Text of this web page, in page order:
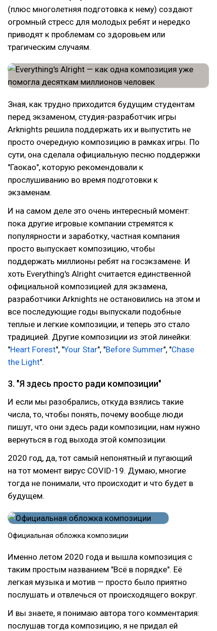
(плюс многолетняя подготовка к нему) создают
огромный стресс для молодых ребят и нередко
приводят к проблемам со здоровьем или
трагическим случаям.
Зная, как трудно приходится будущим студентам
перед экзаменом, студия-разработчик игры
Arknights решила поддержать их и выпустить не
просто очередную композицию в рамках игры. По
сути, она сделала официальную песню поддержки
"Гаокао", которую рекомендовали к
прослушиванию во время подготовки к
экзаменам.
И на самом деле это очень интересный момент:
пока другие игровые компании стремятся к
популярности и заработку, частная компания
просто выпускает композицию, чтобы
поддержать миллионы ребят на госэкзамене. И
хоть Everything's Alright считается единственной
официальной композицией для экзамена,
разработчики Arknights не остановились на этом и
все последующие годы выпускали подобные
теплые и легкие композиции, и теперь это стало
традицией. Другие композиции из этой линейки:
"Heart Forest", "Your Star", "Before Summer", "Chase
the Light".
3. "Я здесь просто ради композиции"
И если мы разобрались, откуда взялись такие
числа, то, чтобы понять, почему вообще люди
пишут, что они здесь ради композиции, нам нужно
вернуться в год выхода этой композиции.
2020 год, да, тот самый непонятный и пугающий
на тот момент вирус COVID-19. Думаю, многие
тогда не понимали, что происходит и что будет в
будущем.
Официальная обложка композиции
Именно летом 2020 года и вышла композиция с
таким простым названием "Всё в порядке". Её
легкая музыка и мотив — просто было приятно
послушать и отвлечься от происходящего вокруг.
И вы знаете, я понимаю автора того комментария:
послушав тогда композицию, я не придал ей